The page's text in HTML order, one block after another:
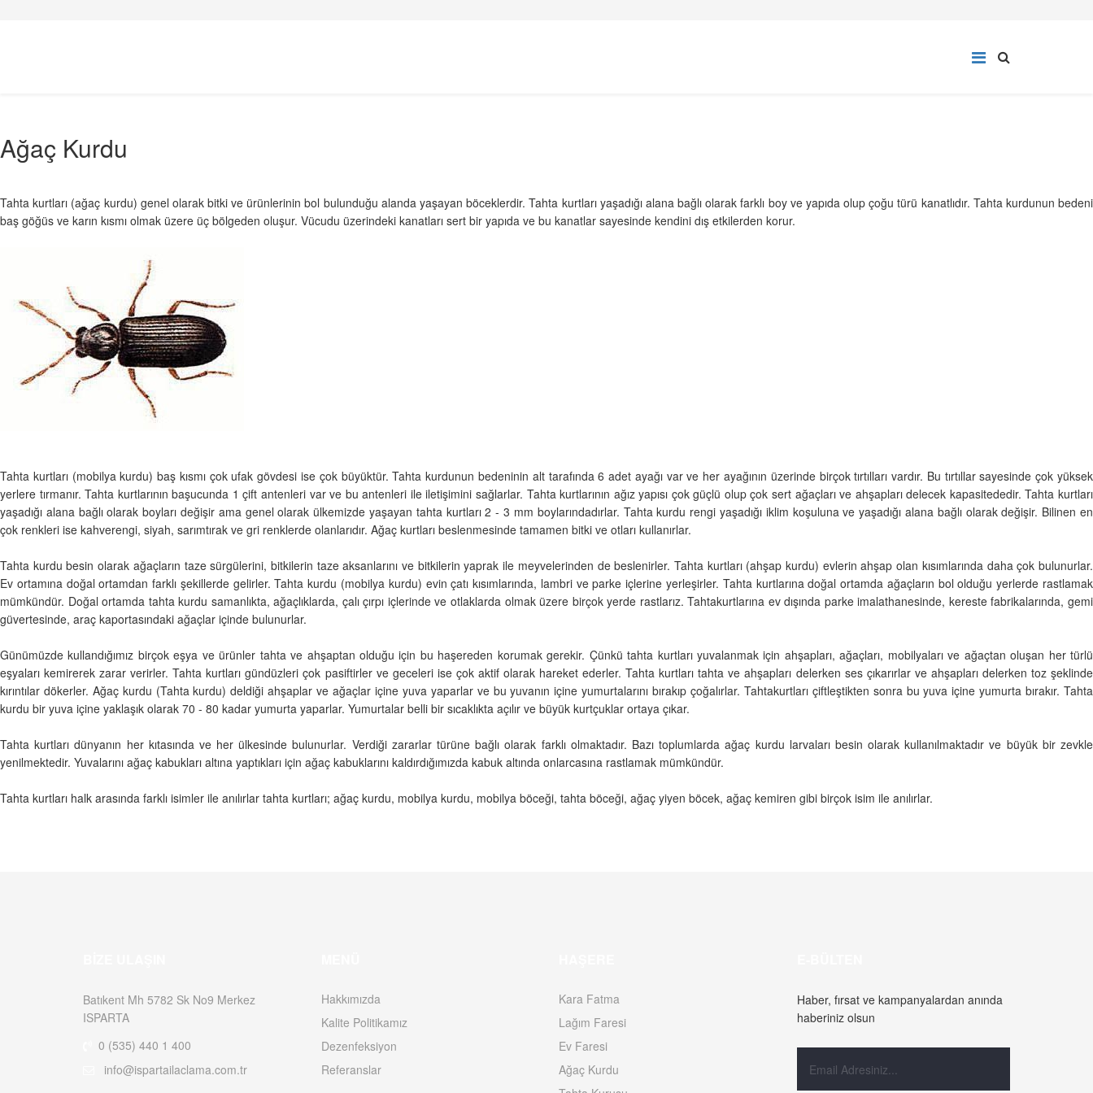
Ağaç Kurdu
Tahta kurtları (ağaç kurdu) genel olarak bitki ve ürünlerinin bol bulunduğu alanda yaşayan böceklerdir. Tahta kurtları yaşadığı alana bağlı olarak farklı boy ve yapıda olup çoğu türü kanatlıdır. Tahta kurdunun bedeni
baş göğüs ve karın kısmı olmak üzere üç bölgeden oluşur. Vücudu üzerindeki kanatları sert bir yapıda ve bu kanatlar sayesinde kendini dış etkilerden korur.
Tahta kurtları (mobilya kurdu) baş kısmı çok ufak gövdesi ise çok büyüktür. Tahta kurdunun bedeninin alt tarafında 6 adet ayağı var ve her ayağının üzerinde birçok tırtılları vardır. Bu tırtıllar sayesinde çok yüksek
yerlere tırmanır. Tahta kurtlarının başucunda 1 çift antenleri var ve bu antenleri ile iletişimini sağlarlar. Tahta kurtlarının ağız yapısı çok güçlü olup çok sert ağaçları ve ahşapları delecek kapasitededir. Tahta kurtları
yaşadığı alana bağlı olarak boyları değişir ama genel olarak ülkemizde yaşayan tahta kurtları 2 - 3 mm boylarındadırlar. Tahta kurdu rengi yaşadığı iklim koşuluna ve yaşadığı alana bağlı olarak değişir. Bilinen en
çok renkleri ise kahverengi, siyah, sarımtırak ve gri renklerde olanlarıdır. Ağaç kurtları beslenmesinde tamamen bitki ve otları kullanırlar.
Tahta kurdu besin olarak ağaçların taze sürgülerini, bitkilerin taze aksanlarını ve bitkilerin yaprak ile meyvelerinden de beslenirler. Tahta kurtları (ahşap kurdu) evlerin ahşap olan kısımlarında daha çok bulunurlar.
Ev ortamına doğal ortamdan farklı şekillerde gelirler. Tahta kurdu (mobilya kurdu) evin çatı kısımlarında, lambri ve parke içlerine yerleşirler. Tahta kurtlarına doğal ortamda ağaçların bol olduğu yerlerde rastlamak
mümkündür. Doğal ortamda tahta kurdu samanlıkta, ağaçlıklarda, çalı çırpı içlerinde ve otlaklarda olmak üzere birçok yerde rastlarız. Tahtakurtlarına ev dışında parke imalathanesinde, kereste fabrikalarında, gemi
güvertesinde, araç kaportasındaki ağaçlar içinde bulunurlar.
Günümüzde kullandığımız birçok eşya ve ürünler tahta ve ahşaptan olduğu için bu haşereden korumak gerekir. Çünkü tahta kurtları yuvalanmak için ahşapları, ağaçları, mobilyaları ve ağaçtan oluşan her türlü
eşyaları kemirerek zarar verirler. Tahta kurtları gündüzleri çok pasiftirler ve geceleri ise çok aktif olarak hareket ederler. Tahta kurtları tahta ve ahşapları delerken ses çıkarırlar ve ahşapları delerken toz şeklinde
kırıntılar dökerler. Ağaç kurdu (Tahta kurdu) deldiği ahşaplar ve ağaçlar içine yuva yaparlar ve bu yuvanın içine yumurtalarını bırakıp çoğalırlar. Tahtakurtları çiftleştikten sonra bu yuva içine yumurta bırakır. Tahta
kurdu bir yuva içine yaklaşık olarak 70 - 80 kadar yumurta yaparlar. Yumurtalar belli bir sıcaklıkta açılır ve büyük kurtçuklar ortaya çıkar.
Tahta kurtları dünyanın her kıtasında ve her ülkesinde bulunurlar. Verdiği zararlar türüne bağlı olarak farklı olmaktadır. Bazı toplumlarda ağaç kurdu larvaları besin olarak kullanılmaktadır ve büyük bir zevkle
yenilmektedir. Yuvalarını ağaç kabukları altına yaptıkları için ağaç kabuklarını kaldırdığımızda kabuk altında onlarcasına rastlamak mümkündür.
Tahta kurtları halk arasında farklı isimler ile anılırlar tahta kurtları; ağaç kurdu, mobilya kurdu, mobilya böceği, tahta böceği, ağaç yiyen böcek, ağaç kemiren gibi birçok isim ile anılırlar.
Batıkent Mh 5782 Sk No9 Merkez
ISPARTA
0 (535) 440 1 400
info@ispartailaclama.com.tr
Hakkımızda
Kalite Politikamız
Dezenfeksiyon
Referanslar
Kara Fatma
Lağım Faresi
Ev Faresi
Ağaç Kurdu
Haber, fırsat ve kampanyalardan anında
haberiniz olsun